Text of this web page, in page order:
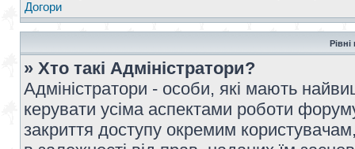
Догори
Рівні
» Хто такі Адміністратори?
Адміністратори - особи, які мають
керувати усіма аспектами роботи
закриття доступу окремим